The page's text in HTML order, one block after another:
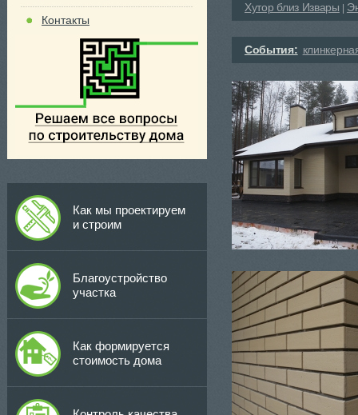
Контакты
Как мы проектируем
и строим
Благоустройство
участка
Как формируется
стоимость дома
Хутор близ Извары|
События: